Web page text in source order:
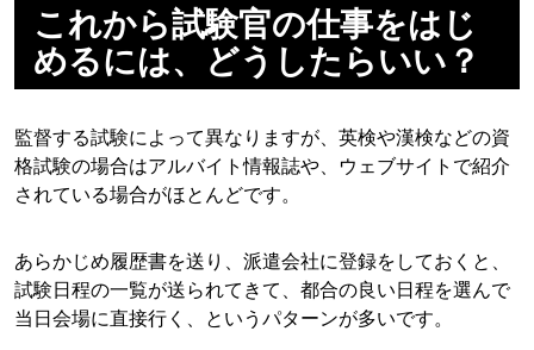
これから試験官の仕事をはじ
めるには、どうしたらいい？
監督する試験によって異なりますが、英検や漢検などの資
格試験の場合はアルバイト情報誌や、ウェブサイトで紹介
されている場合がほとんどです。
あらかじめ履歴書を送り、派遣会社に登録をしておくと、
試験日程の一覧が送られてきて、都合の良い日程を選んで
当日会場に直接行く、というパターンが多いです。